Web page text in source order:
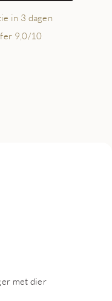
in 3 dagen
9,0/10
met dier